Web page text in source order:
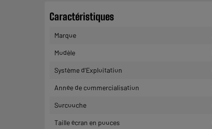
Caractéristiques
Marque
Modèle
Système d'Exploitation
Année de commercialisation
Surcouche
Taille écran en pouces